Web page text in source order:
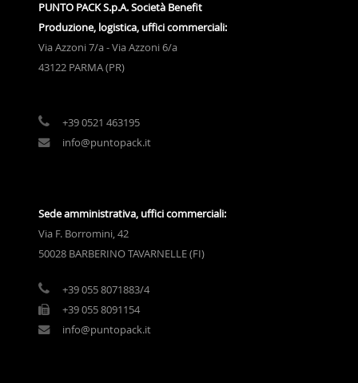
PUNTO PACK S.p.A. Società Benefit
Produzione, logistica, uffici commerciali:
Via Azzoni 7/a - Via Azzoni 6/a
43122 PARMA (PR)
+39 0521 463195
info@puntopack.it
Sede amministrativa, uffici commerciali:
Via F. Borromini, 42
50028 BARBERINO TAVARNELLE (FI)
+39 055 8071883/4
+39 055 8091154
info@puntopack.it